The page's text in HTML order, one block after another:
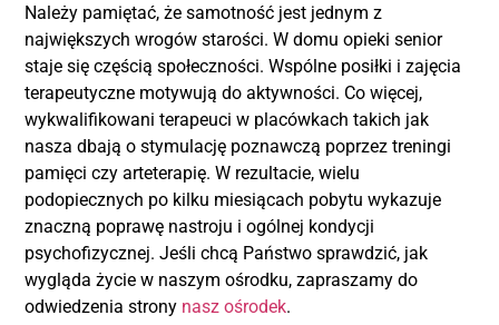
Należy pamiętać, że samotność jest jednym z
największych wrogów starości. W domu opieki senior
staje się częścią społeczności. Wspólne posiłki i zajęcia
terapeutyczne motywują do aktywności. Co więcej,
wykwalifikowani terapeuci w placówkach takich jak
nasza dbają o stymulację poznawczą poprzez treningi
pamięci czy arteterapię. W rezultacie, wielu
podopiecznych po kilku miesiącach pobytu wykazuje
znaczną poprawę nastroju i ogólnej kondycji
psychofizycznej. Jeśli chcą Państwo sprawdzić, jak
wygląda życie w naszym ośrodku, zapraszamy do
odwiedzenia strony nasz ośrodek.